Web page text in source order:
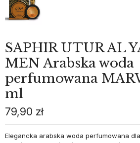
SAPHIR UTUR AL
MEN Arabska woda
perfumowana
ml
79,90 zł
Elegancka arabska woda perfumowana